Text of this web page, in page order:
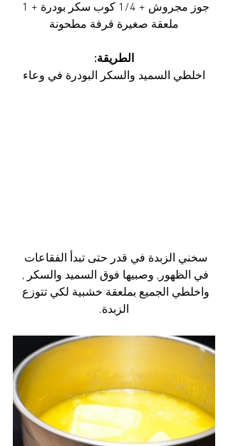
ملعقة صغيرة قرفة مطحونة
الطريقة:
اخلطي السميد والسكر البودرة في وعاء
سخني الزبدة في قدر حتى تبدأ الفقاعات
في الظهور, وصبيها فوق السميد والسكر ,
واخلطي الجميع بملعقة خشبية لكي تتوزع
الزبدة.